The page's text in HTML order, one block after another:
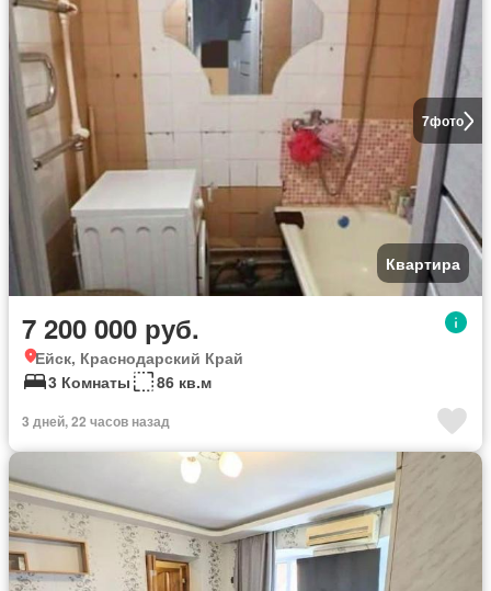
7фото
Квартира
7 200 000 руб.
Ейск, Краснодарский Край
3 Комнаты
86 кв.м
3 дней, 22 часов назад